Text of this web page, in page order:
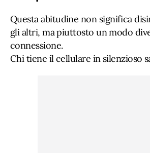
Questa abitudine non significa
gli altri, ma piuttosto un modo
connessione.
Chi tiene il cellulare in silenzioso